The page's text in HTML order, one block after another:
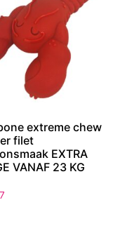
extreme chew
filet
EXTRA
VANAF 23 KG